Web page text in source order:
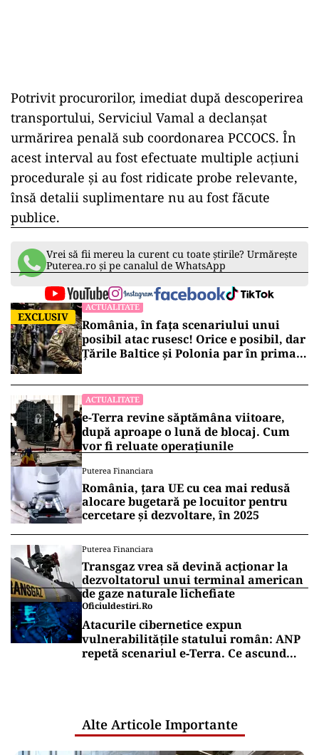
Potrivit procurorilor, imediat după descoperirea
transportului, Serviciul Vamal a declanșat
urmărirea penală sub coordonarea PCCOCS. În
acest interval au fost efectuate multiple acțiuni
procedurale și au fost ridicate probe relevante,
însă detalii suplimentare nu au fost făcute
publice.
Vrei să fii mereu la curent cu toate știrile? Urmărește
Puterea.ro și pe canalul de WhatsApp
EXCLUSIV
ACTUALITATE
România, în fața scenariului unui
posibil atac rusesc! Orice e posibil, dar
Țările Baltice și Polonia par în prima
ACTUALITATE
e-Terra revine săptămâna viitoare,
după aproape o lună de blocaj. Cum
vor fi reluate operațiunile
Puterea Financiara
România, țara UE cu cea mai redusă
alocare bugetară pe locuitor pentru
cercetare și dezvoltare, în 2025
Puterea Financiara
Transgaz vrea să devină acționar la
dezvoltatorul unui terminal american
de gaze naturale lichefiate
Oficiuldestiri.ro
Atacurile cibernetice expun
vulnerabilitățile statului român: ANP
repetă scenariul e‑Terra. Ce ascund
Alte Articole Importante